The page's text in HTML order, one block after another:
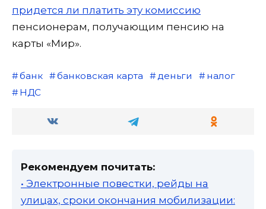
придется ли платить эту комиссию
пенсионерам, получающим пенсию на
карты «Мир».
банк банковская карта деньги
налог
НДС
Рекомендуем почитать:
• Электронные повестки, рейды на
улицах, сроки окончания мобилизации: